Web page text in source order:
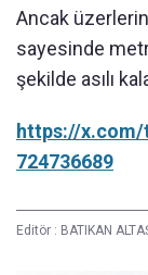
Ancak
sayesinde
şekilde asılı
https://
724736689
Editör : BATIKAN